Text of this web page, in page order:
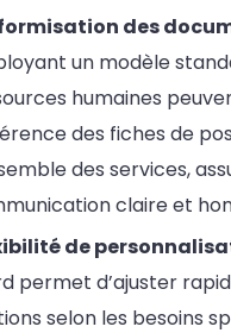
des
un modèle
humaines
des fiches de
des services,
claire et
de
permet d’ajuster
selon les besoins